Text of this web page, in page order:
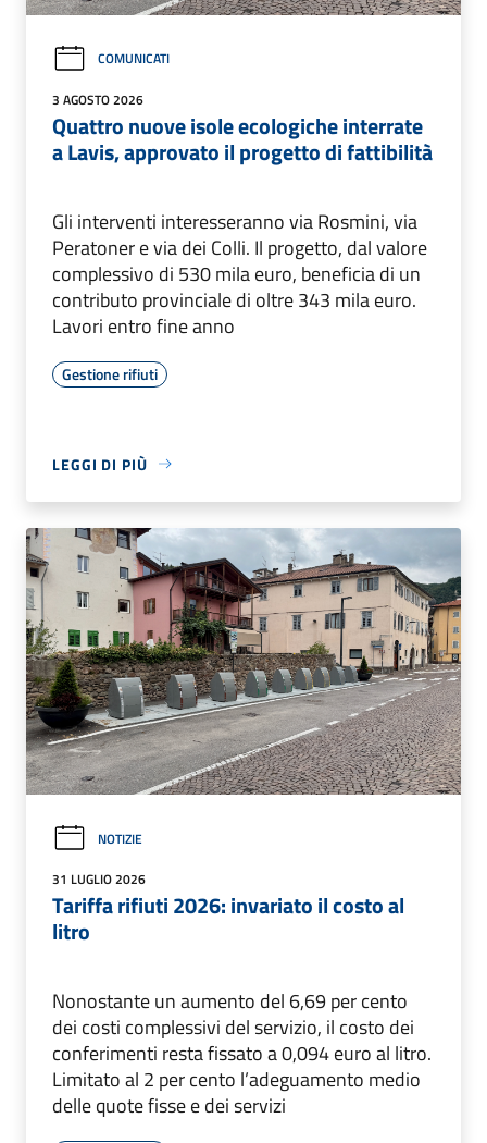
COMUNICATI
3 AGOSTO 2026
Quattro nuove isole ecologiche interrate
a Lavis, approvato il progetto di fattibilità
Gli interventi interesseranno via Rosmini, via
Peratoner e via dei Colli. Il progetto, dal valore
complessivo di 530 mila euro, beneficia di un
contributo provinciale di oltre 343 mila euro.
Lavori entro fine anno
Gestione rifiuti
LEGGI DI PIÙ
NOTIZIE
31 LUGLIO 2026
Tariffa rifiuti 2026: invariato il costo al
litro
Nonostante un aumento del 6,69 per cento
dei costi complessivi del servizio, il costo dei
conferimenti resta fissato a 0,094 euro al litro.
Limitato al 2 per cento l’adeguamento medio
delle quote fisse e dei servizi